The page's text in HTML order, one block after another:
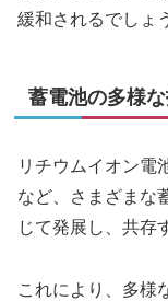
緩和されるでしょ
蓄電池の多様
リチウムイオン電
など、さまざまな
じて発展し、共存
これにより、多様